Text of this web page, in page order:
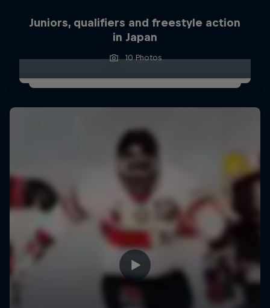
Juniors, qualifiers and freestyle action
in Japan
10 Photos